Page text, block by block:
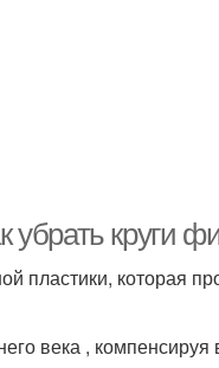
убрать круги
пластики, которая
века , компенсируя